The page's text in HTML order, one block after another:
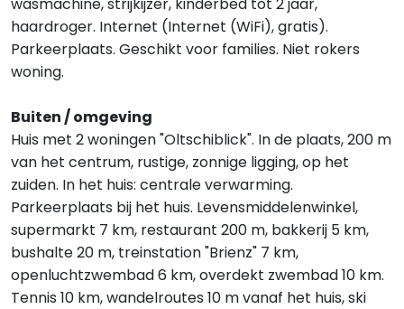
haardroger. Internet (Internet (WiFi), gratis).
Parkeerplaats. Geschikt voor families. Niet rokers
woning.
Buiten / omgeving
Huis met 2 woningen "Oltschiblick". In de plaats, 200 m
van het centrum, rustige, zonnige ligging, op het
zuiden. In het huis: centrale verwarming.
Parkeerplaats bij het huis. Levensmiddelenwinkel,
supermarkt 7 km, restaurant 200 m, bakkerij 5 km,
bushalte 20 m, treinstation "Brienz" 7 km,
openluchtzwembad 6 km, overdekt zwembad 10 km.
Tennis 10 km, wandelroutes 10 m vanaf het huis, ski